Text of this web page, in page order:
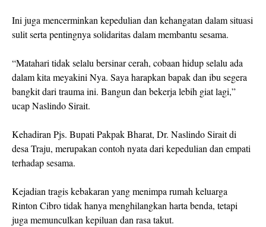
Ini juga mencerminkan kepedulian dan kehangatan dalam situasi
sulit serta pentingnya solidaritas dalam membantu sesama.
“Matahari tidak selalu bersinar cerah, cobaan hidup selalu ada
dalam kita meyakini Nya. Saya harapkan bapak dan ibu segera
bangkit dari trauma ini. Bangun dan bekerja lebih giat lagi,”
ucap Naslindo Sirait.
Kehadiran Pjs. Bupati Pakpak Bharat, Dr. Naslindo Sirait di
desa Traju, merupakan contoh nyata dari kepedulian dan empati
terhadap sesama.
Kejadian tragis kebakaran yang menimpa rumah keluarga
Rinton Cibro tidak hanya menghilangkan harta benda, tetapi
juga memunculkan kepiluan dan rasa takut.